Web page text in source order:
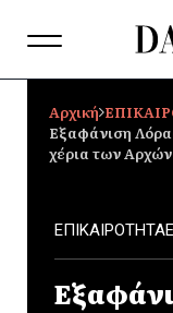
Αρχική
Εξαφάνιση
χέρια των
ΕΠΙΚΑΙΡΟΤΗΤΑ